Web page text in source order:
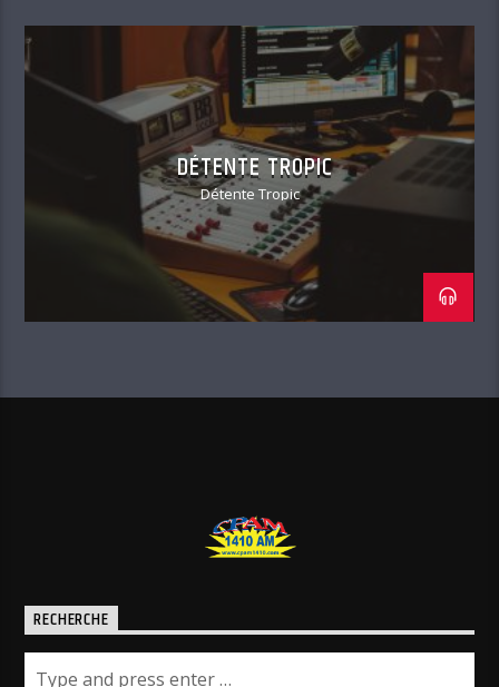
DÉTENTE TROPIC
Détente Tropic
RECHERCHE